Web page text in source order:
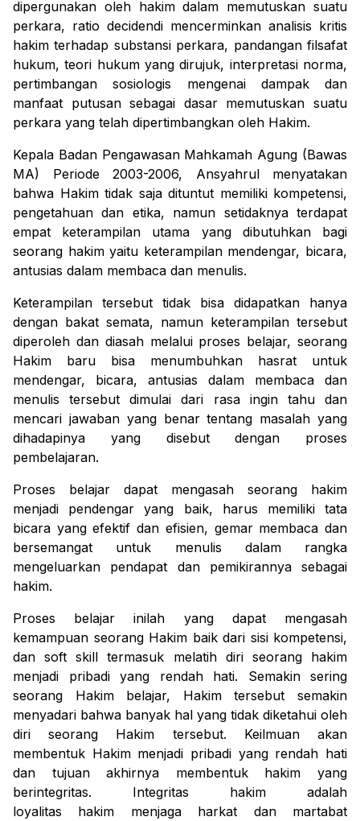
dipergunakan oleh hakim dalam memutuskan suatu
perkara, ratio decidendi mencerminkan analisis kritis
hakimterhadap substansi perkara, pandangan filsafat
hukum, teori hukum yang dirujuk, interpretasi norma,
pertimbangan sosiologis mengenai dampak dan
manfaat putusansebagai dasar memutuskan suatu
perkara yang telah dipertimbangkan oleh Hakim.
Kepala Badan Pengawasan Mahkamah Agung (Bawas
MA) Periode 2003-2006, Ansyahrul menyatakan
bahwa Hakim tidak saja dituntut memiliki kompetensi,
pengetahuan dan etika, namun setidaknya terdapat
empat keterampilan utama yang dibutuhkan bagi
seorang hakim yaitu keterampilan mendengar, bicara,
antusias dalam membaca dan menulis.
Keterampilan tersebut tidak bisa didapatkan hanya
dengan bakat semata, namun keterampilan tersebut
diperoleh dan diasah melalui proses belajar, seorang
Hakim baru bisa menumbuhkan hasrat untuk
mendengar, bicara, antusias dalam membaca dan
menulis tersebut dimulai dari rasa ingin tahu dan
mencari jawaban yang benar tentang masalah yang
dihadapinya yang disebut dengan proses
pembelajaran.
Proses belajar dapat mengasah seorang hakim
menjadi pendengar yang baik, harus memiliki tata
bicara yang efektif dan efisien, gemar membaca dan
bersemangat untuk menulis dalam rangka
mengeluarkan pendapat dan pemikirannya sebagai
hakim.
Proses belajar inilah yang dapat mengasah
kemampuan seorang Hakim baik dari sisi kompetensi,
dansoft skill termasuk melatih diri seorang hakim
menjadi pribadi yang rendah hati. Semakin sering
seorang Hakim belajar, Hakim tersebut semakin
menyadari bahwa banyak hal yang tidak diketahui oleh
diri seorang Hakim tersebut. Keilmuan akan
membentuk Hakim menjadi pribadi yang rendah hati
dan tujuan akhirnya membentuk hakim yang
berintegritas. Integritas hakim adalah
loyalitas hakim menjaga harkat dan martabat